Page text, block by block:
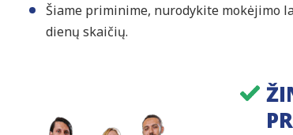
Šiame priminime, nurodykite mokėjimo
dienų skaičių.